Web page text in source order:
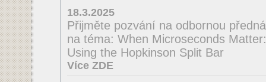
18.3.2025
Přijměte pozvání na odbornou
na téma: When Microseconds
Using the Hopkinson Split Bar
Více ZDE